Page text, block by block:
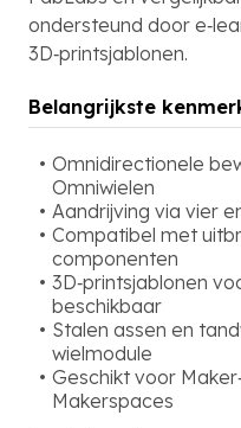
ondersteund door
3D‑printsjablonen.
Belangrijkste
Omnidirectionele
Omniwielen
Aandrijving via vier
Compatibel met
componenten
3D‑printsjablonen
beschikbaar
Stalen assen en
wielmodule
Geschikt voor
Makerspaces